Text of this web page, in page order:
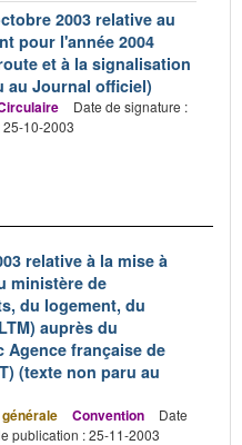
2003 relative au
pour l'année 2004
et à la signalisation
au Journal officiel)
Date de signature :
10-2003
relative à la mise à
ministère de
du logement, du
auprès du
française de
(texte non paru au
Convention
Date
publication : 25-11-2003